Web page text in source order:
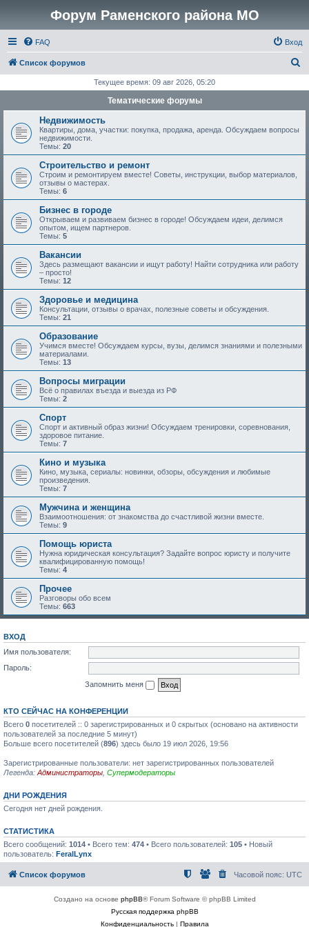
Форум Раменского района МО
FAQ Вход
Список форумов
с
Текущее время: 09 авг 2026, 05:20
Тематические форумы
Недвижимость
Квартиры, дома, участки: покупка, продажа, аренда. Обсуждаем вопросы
недвижимости.
Темы: 20
Строительство и ремонт
Строим и ремонтируем вместе! Советы, инструкции, выбор материалов,
отзывы о мастерах.
Темы: 6
Бизнес в городе
Открываем и развиваем бизнес в городе! Обсуждаем идеи, делимся
опытом, ищем партнеров.
Темы: 5
Вакансии
Здесь размещают вакансии и ищут работу! Найти сотрудника или работу
– просто!
Темы: 12
Здоровье и медицина
Консультации, отзывы о врачах, полезные советы и обсуждения.
Темы: 21
Образование
Учимся вместе! Обсуждаем курсы, вузы, делимся знаниями и полезными
материалами.
Темы: 13
Вопросы миграции
Всё о правилах въезда и выезда из РФ
Темы: 2
Спорт
Спорт и активный образ жизни! Обсуждаем тренировки, соревнования,
здоровое питание.
Темы: 7
Кино и музыка
Кино, музыка, сериалы: новинки, обзоры, обсуждения и любимые
произведения.
Темы: 7
Мужчина и женщина
Взаимоотношения: от знакомства до счастливой жизни вместе.
Темы: 9
Помощь юриста
Нужна юридическая консультация? Задайте вопрос юристу и получите
квалифицированную помощь!
Темы: 4
Прочее
Разговоры обо всем
Темы: 663
ВХОД
Имя пользователя:
Пароль:
Запомнить меня
КТО СЕЙЧАС НА КОНФЕРЕНЦИИ
Всего 0 посетителей :: 0 зарегистрированных и 0 скрытых (основано на активности
пользователей за последние 5 минут)
Больше всего посетителей (896) здесь было 19 июл 2026, 19:56
Зарегистрированные пользователи: нет зарегистрированных пользователей
Легенда: Администраторы Супермодераторы
ДНИ РОЖДЕНИЯ
Сегодня нет дней рождения.
СТАТИСТИКА
Всего сообщений: 1014 • Всего тем: 474 • Всего пользователей: 105 • Новый
пользователь: FeralLynx
Список форумов Часовой пояс: UTC
Создано на основе phpBB® Forum Software © phpBB Limited
Русская поддержка phpBB
Конфиденциальность| Правила